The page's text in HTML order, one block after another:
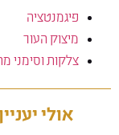
פיגמנטציה
מיצוק העור
צלקות וסימני
אולי